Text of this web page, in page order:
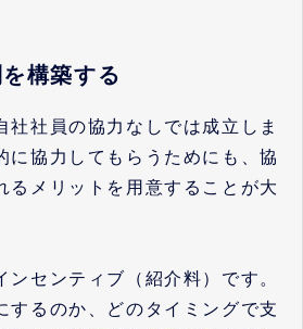
構築する
社社員の協力なしでは成立しま
に協力してもらうためにも、協
るメリットを用意することが大
ンセンティブ（紹介料）です。
するのか、どのタイミングで支